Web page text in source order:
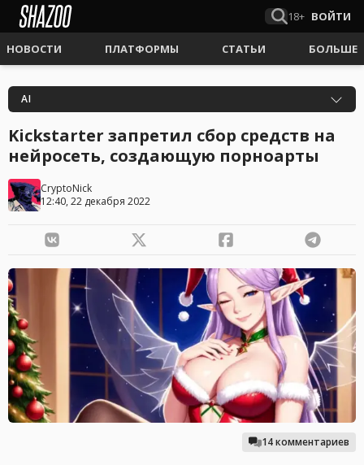
18+ ВОЙТИ
НОВОСТИ ПЛАТФОРМЫ СТАТЬИ БОЛЬШЕ
AI
Kickstarter запретил сбор средств на
нейросеть, создающую порноарты
CryptoNick
12:40, 22 декабря 2022
14 комментариев